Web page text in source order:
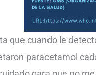
que cuando le
paracetamol